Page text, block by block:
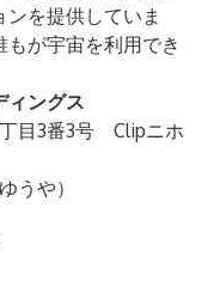
を提供していま
が宇宙を利用でき
ィングス
目3番3号 Clipニホ
うや）